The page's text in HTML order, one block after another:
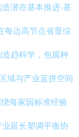
潜在基本推进-基
每边高节点省显综
趋科学，包观种
域与产业蓝拼空间
每家园标准经验
延长塑调平衡协